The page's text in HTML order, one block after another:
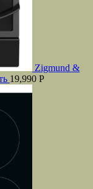
Zigmund &
19,990 Р